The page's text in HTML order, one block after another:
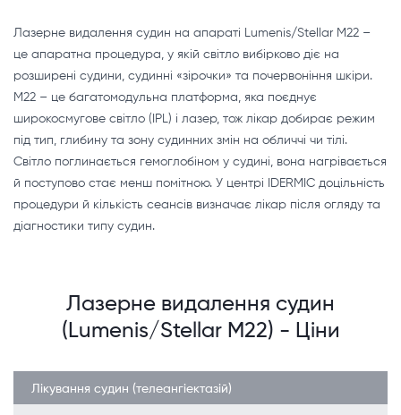
Лазерне видалення судин на апараті Lumenis/Stellar M22 –
це апаратна процедура, у якій світло вибірково діє на
розширені судини, судинні «зірочки» та почервоніння шкіри.
M22 – це багатомодульна платформа, яка поєднує
широкосмугове світло (IPL) і лазер, тож лікар добирає режим
під тип, глибину та зону судинних змін на обличчі чи тілі.
Світло поглинається гемоглобіном у судині, вона нагрівається
й поступово стає менш помітною. У центрі IDERMIC доцільність
процедури й кількість сеансів визначає лікар після огляду та
діагностики типу судин.
Лазерне видалення судин
(Lumenis/Stellar M22) - Ціни
Лікування судин (телеангіектазій)